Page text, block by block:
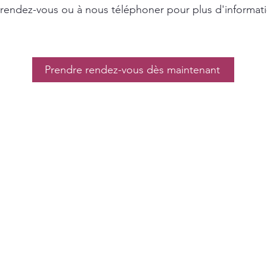
vous ou à nous téléphoner pour plus
Prendre rendez-vous dès maintenant